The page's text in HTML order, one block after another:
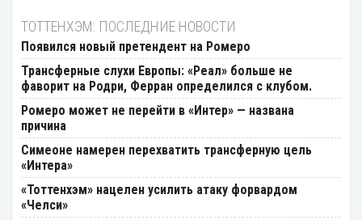
ТОТТЕНХЭМ: ПОСЛЕДНИЕ НОВОСТИ
Появился новый претендент на Ромеро
Трансферные слухи Европы: «Реал» больше не
фаворит на Родри, Ферран определился с клубом.
Ромеро может не перейти в «Интер» — названа
причина
Симеоне намерен перехватить трансферную цель
«Интера»
«Тоттенхэм» нацелен усилить атаку форвардом
«Челси»